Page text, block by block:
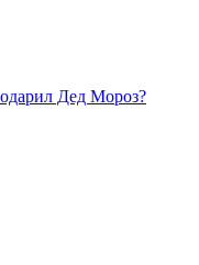
Дед Мороз?